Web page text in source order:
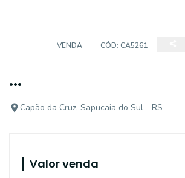
VENDA CÓD: CA5261
...
Capão da Cruz, Sapucaia do Sul - RS
Valor venda